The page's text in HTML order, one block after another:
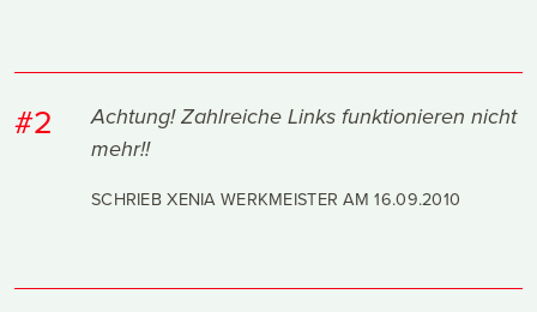
#2
Achtung! Zahlreiche Links funktionieren nicht
mehr!!
SCHRIEB XENIA WERKMEISTER AM16.09.2010